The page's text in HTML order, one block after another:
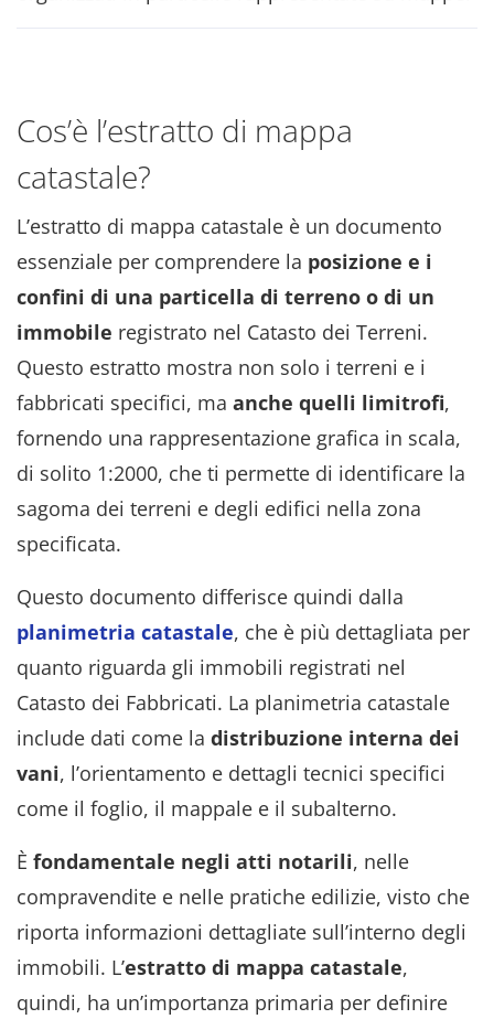
Cos’è l’estratto di mappa
catastale?
L’estratto di mappa catastale è un documento
essenziale per comprendere la posizione e i
confini di una particella di terreno o di un
immobile registrato nel Catasto dei Terreni.
Questo estratto mostra non solo i terreni e i
fabbricati specifici, ma anche quelli limitrofi,
fornendo una rappresentazione grafica in scala,
di solito 1:2000, che ti permette di identificare la
sagoma dei terreni e degli edifici nella zona
specificata.
Questo documento differisce quindi dalla
planimetria catastale, che è più dettagliata per
quanto riguarda gli immobili registrati nel
Catasto dei Fabbricati. La planimetria catastale
include dati come la distribuzione interna dei
vani, l’orientamento e dettagli tecnici specifici
come il foglio, il mappale e il subalterno.
È fondamentale negli atti notarili, nelle
compravendite e nelle pratiche edilizie, visto che
riporta informazioni dettagliate sull’interno degli
immobili. L’estratto di mappa catastale,
quindi, ha un’importanza primaria per definire